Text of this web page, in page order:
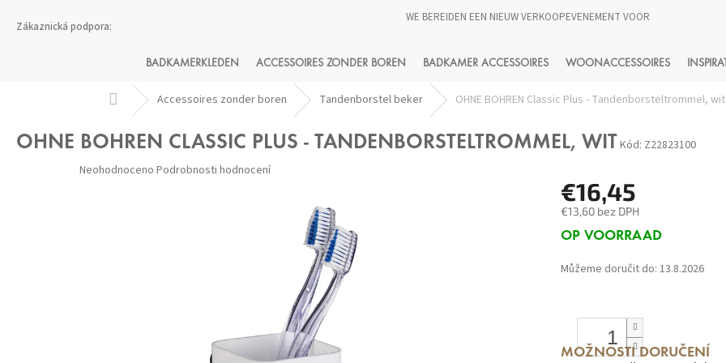
WE BEREIDEN EEN NIEUW VERKOOPEVENEMENT VOOR
BADKAMERKLEDEN ACCESSOIRES ZONDER BOREN BADKAMER ACCESSOIRES WOONACCESSOIRES
Domů Accessoires zonder boren Tandenborstel beker OHNE BOHREN Classic Plus - Tandenborsteltrommel, wit
OHNE BOHREN CLASSIC PLUS - TANDENBORSTELTROMMEL, WIT Kód: Z22823100
Průměrné
hodnocení
Neohodnoceno Podrobnosti hodnocení
€16,45
€13,60 bez DPH
Měrná
OP VOORRAAD
Můžeme doručit do: 13.8.2026
MOŽNOSTI DORUČENÍ